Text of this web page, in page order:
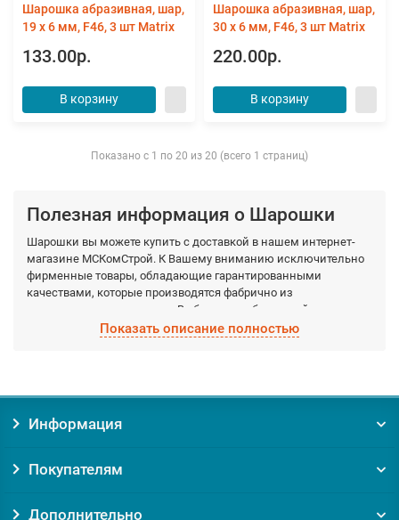
Шарошка абразивная, шар,
19 x 6 мм, F46, 3 шт Matrix
133.00р.
В корзину
Шарошка абразивная, шар,
30 x 6 мм, F46, 3 шт Matrix
220.00р.
В корзину
Показано с 1 по 20 из 20 (всего 1 страниц)
Полезная информация о Шарошки
Шарошки вы можете купить с доставкой в нашем интернет-
магазине МСКомСтрой. К Вашему вниманию исключительно
фирменные товары, обладающие гарантированными
качествами, которые производятся фабрично из
качественных материалов. Выберите необходимый вид
Шарошки, а мы доставим по Москве и Московской области в
Заказывая товар Шарошки у нас, вы получаете:
Уверенность в оригинальности товара. Мы против
Помощь и консультацию по вопросам подбора и
Показать описание полностью
Информация
Покупателям
Дополнительно